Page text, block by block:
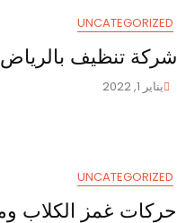
UNCATEGORIZED
شركة تنظيف بالرياض
يناير 1, 2022
UNCATEGORIZED
حركات غمز الكلاب